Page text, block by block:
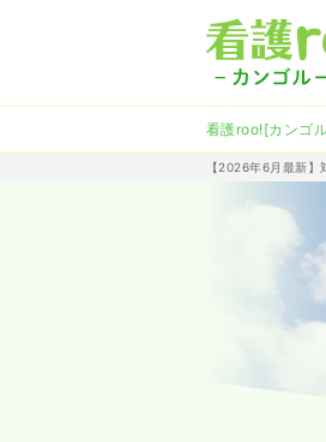
看護roo![カンゴ
【2026年6月最新